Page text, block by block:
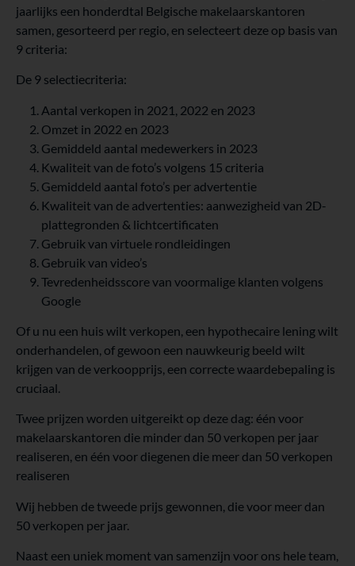
jaarlijks een honderdtal Belgische makelaarskantoren
samen, gesorteerd per regio, en selecteert deze op basis van
9 criteria:
De 9 selectiecriteria:
Aantal verkopen in 2021, 2022 en 2023
Omzet in 2022 en 2023
Gemiddeld aantal medewerkers in 2023
Kwaliteit van de foto’s volgens 15 criteria
Gemiddeld aantal foto’s per advertentie
Kwaliteit van de advertenties: aanwezigheid van 2D-
plattegronden & lichtcertificaten
Gebruik van virtuele rondleidingen
Gebruik van video’s
Tevredenheidsscore van voormalige klanten volgens
Google
Of u nu een huis wilt verkopen, een hypothecaire lening wilt
onderhandelen, of gewoon een nauwkeurig beeld wilt
krijgen van de verkoopprijs, een correcte waardebepaling is
cruciaal.
Twee prijzen worden uitgereikt op deze dag: één voor
makelaarskantoren die minder dan 50 verkopen per jaar
realiseren, en één voor diegenen die meer dan 50 verkopen
realiseren
Wij hebben de tweede prijs gewonnen, die voor meer dan
50 verkopen per jaar.
Naast een uniek moment van samenzijn voor ons hele team,